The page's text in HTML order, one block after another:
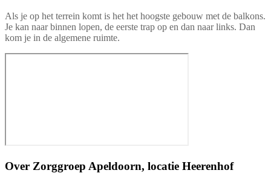
Als je op het terrein komt is het het hoogste gebouw met de balkons.
Je kan naar binnen lopen, de eerste trap op en dan naar links. Dan
kom je in de algemene ruimte.
Over Zorggroep Apeldoorn, locatie Heerenhof